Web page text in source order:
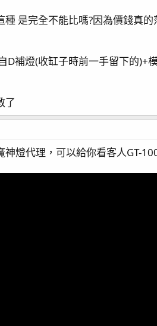
種 是完全不能比嗎?因為價錢真的
D補燈(收缸子時前一手留下的)+
了
神燈代理，可以給你看客人GT-